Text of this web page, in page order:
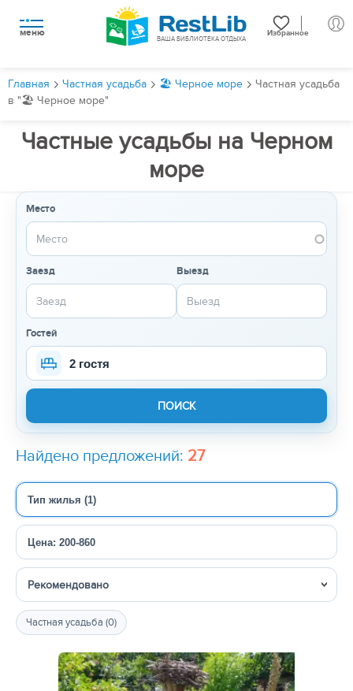
меню Избранное
ВАША БИБЛИОТЕКА ОТДЫХА
Главная Частная усадьба 🏖️ Черное море
Частная усадьба
в "🏖️ Черное море"
Частные усадьбы на Черном
море
Место
Заезд Выезд
Гостей
2 гостя
Найдено предложений: 27
Тип жилья (1)
Цена: 200-860
Сортировка
Частная усадьба (0)